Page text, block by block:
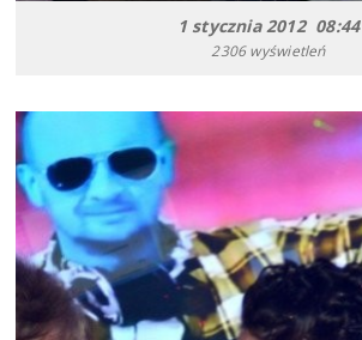
1 stycznia 2012 08:44
2306 wyświetleń